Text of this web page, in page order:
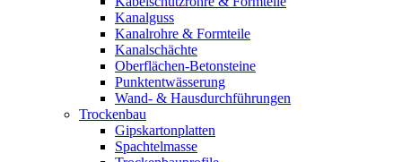
Kanalguss
Kanalrohre & Formteile
Kanalschächte
Oberflächen-Betonsteine
Punktentwässerung
Wand- & Hausdurchführungen
Trockenbau
Gipskartonplatten
Spachtelmasse